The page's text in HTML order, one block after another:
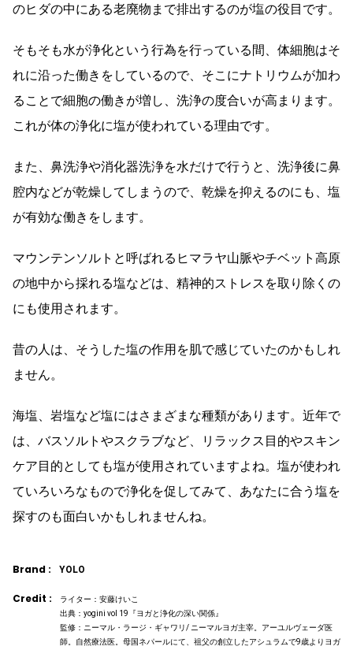
のヒダの中にある老廃物まで排出するのが塩の役目です。
そもそも水が浄化という行為を行っている間、体細胞はそ
れに沿った働きをしているので、そこにナトリウムが加わ
ることで細胞の働きが増し、洗浄の度合いが高まります。
これが体の浄化に塩が使われている理由です。
また、鼻洗浄や消化器洗浄を水だけで行うと、洗浄後に鼻
腔内などが乾燥してしまうので、乾燥を抑えるのにも、塩
が有効な働きをします。
マウンテンソルトと呼ばれるヒマラヤ山脈やチベット高原
の地中から採れる塩などは、精神的ストレスを取り除くの
にも使用されます。
昔の人は、そうした塩の作用を肌で感じていたのかもしれ
ません。
海塩、岩塩など塩にはさまざまな種類があります。近年で
は、バスソルトやスクラブなど、リラックス目的やスキン
ケア目的としても塩が使用されていますよね。塩が使われ
ていろいろなもので浄化を促してみて、あなたに合う塩を
探すのも面白いかもしれませんね。
Brand : YOLO
Credit :
ライター：安藤けいこ
出典：yogini vol 19『ヨガと浄化の深い関係』
監修：ニーマル・ラージ・ギャワリ/ ニーマルヨガ主宰。アーユルヴェーダ医
師。自然療法医。母国ネパールにて、祖父の創立したアシュラムで9歳よりヨガ